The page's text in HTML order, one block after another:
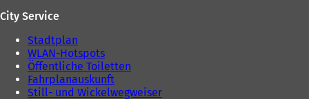
City Service
Stadtplan
WLAN-Hotspots
Öffentliche Toiletten
Fahrplanauskunft
Still- und Wickelwegweiser